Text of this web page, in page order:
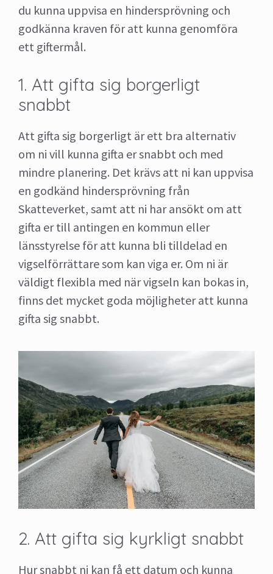
du kunna uppvisa en hindersprövning och
godkänna kraven för att kunna genomföra
ett giftermål.
1. Att gifta sig borgerligt
snabbt
Att gifta sig borgerligt är ett bra alternativ
om ni vill kunna gifta er snabbt och med
mindre planering. Det krävs att ni kan uppvisa
en godkänd hindersprövning från
Skatteverket, samt att ni har ansökt om att
gifta er till antingen en kommun eller
länsstyrelse för att kunna bli tilldelad en
vigselförrättare som kan viga er. Om ni är
väldigt flexibla med när vigseln kan bokas in,
finns det mycket goda möjligheter att kunna
gifta sig snabbt.
2. Att gifta sig kyrkligt snabbt
Hur snabbt ni kan få ett datum och kunna